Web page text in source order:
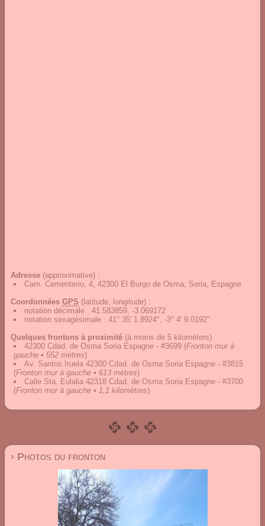
Adresse (approximative) :
Cam. Cementerio, 4, 42300 El Burgo de Osma, Soria, Espagne
Coordonnées GPS (latitude, longitude) :
notation décimale : 41.583859, -3.069172
notation sexagésimale : 41° 35' 1.8924", -3° 4' 9.0192"
Quelques frontons à proximité (à moins de 5 kilomèters)
42300 Cdad. de Osma Soria Espagne - #3699 (Fronton mur à
gauche • 552 mètres)
Av. Santos Iruela 42300 Cdad. de Osma Soria Espagne - #3815
(Fronton mur à gauche • 613 mètres)
Calle Sta. Eulalia 42318 Cdad. de Osma Soria Espagne - #3700
(Fronton mur à gauche • 1,1 kilomètres)
› Photos du fronton